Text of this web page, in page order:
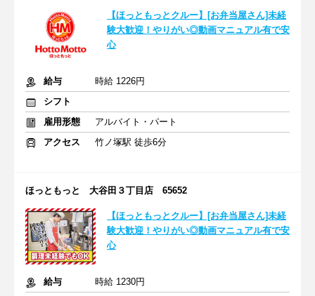
【ほっともっとクルー】[お弁当屋さん]未経
験大歓迎！やりがい◎動画マニュアル有で安
心
給与
時給 1226円
シフト
雇用形態
アルバイト・パート
アクセス
竹ノ塚駅 徒歩6分
ほっともっと 大谷田３丁目店 65652
【ほっともっとクルー】[お弁当屋さん]未経
験大歓迎！やりがい◎動画マニュアル有で安
心
給与
時給 1230円